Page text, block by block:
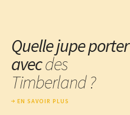
Quelle jupe porter
avecdes
Timberland ?
EN SAVOIR PLUS